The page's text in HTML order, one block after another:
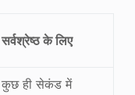
सर्वश्रेष्ठ के लिए
कुछ ही सेकंड में